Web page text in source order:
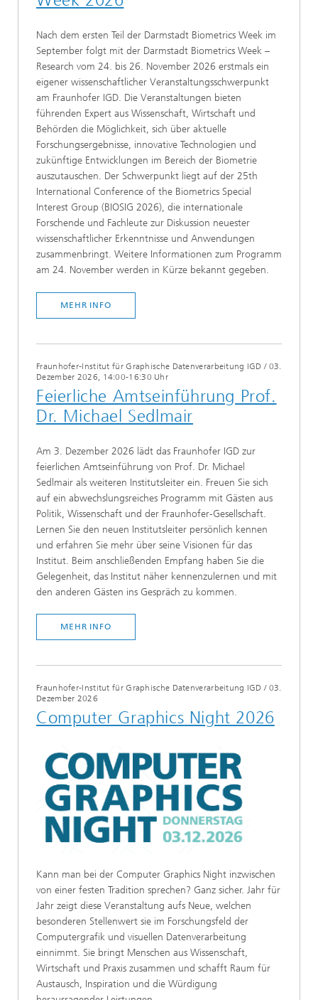
Nach dem ersten Teil der Darmstadt Biometrics Week im
September folgt mit der Darmstadt Biometrics Week –
Research vom 24. bis 26. November 2026 erstmals ein
eigener wissenschaftlicher Veranstaltungsschwerpunkt
am Fraunhofer IGD. Die Veranstaltungen bieten
führenden Expert aus Wissenschaft, Wirtschaft und
Behörden die Möglichkeit, sich über aktuelle
Forschungsergebnisse, innovative Technologien und
zukünftige Entwicklungen im Bereich der Biometrie
auszutauschen. Der Schwerpunkt liegt auf der 25th
International Conference of the Biometrics Special
Interest Group (BIOSIG 2026), die internationale
Forschende und Fachleute zur Diskussion neuester
wissenschaftlicher Erkenntnisse und Anwendungen
zusammenbringt. Weitere Informationen zum Programm
am 24. November werden in Kürze bekannt gegeben.
MEHR INFO
Fraunhofer-Institut für Graphische Datenverarbeitung IGD / 03.
Dezember 2026, 14:00-16:30 Uhr
Feierliche Amtseinführung Prof.
Dr. Michael Sedlmair
Am 3. Dezember 2026 lädt das Fraunhofer IGD zur
feierlichen Amtseinführung von Prof. Dr. Michael
Sedlmair als weiteren Institutsleiter ein. Freuen Sie sich
auf ein abwechslungsreiches Programm mit Gästen aus
Politik, Wissenschaft und der Fraunhofer-Gesellschaft.
Lernen Sie den neuen Institutsleiter persönlich kennen
und erfahren Sie mehr über seine Visionen für das
Institut. Beim anschließenden Empfang haben Sie die
Gelegenheit, das Institut näher kennenzulernen und mit
den anderen Gästen ins Gespräch zu kommen.
MEHR INFO
Fraunhofer-Institut für Graphische Datenverarbeitung IGD / 03.
Dezember 2026
Computer Graphics Night 2026
Kann man bei der Computer Graphics Night inzwischen
von einer festen Tradition sprechen? Ganz sicher. Jahr für
Jahr zeigt diese Veranstaltung aufs Neue, welchen
besonderen Stellenwert sie im Forschungsfeld der
Computergrafik und visuellen Datenverarbeitung
einnimmt. Sie bringt Menschen aus Wissenschaft,
Wirtschaft und Praxis zusammen und schafft Raum für
Austausch, Inspiration und die Würdigung